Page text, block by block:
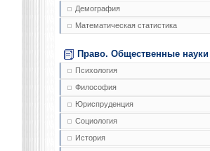
Демография
Математическая статистика
Право. Общественные науки
Психология
Философия
Юриспруденция
Социология
История